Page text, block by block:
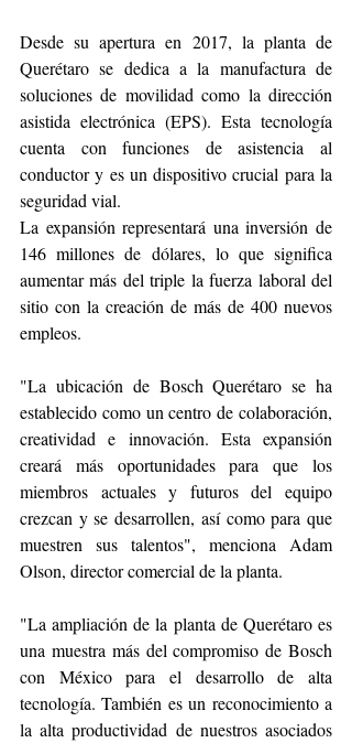
Desde su apertura en 2017, la planta de
Querétaro se dedica a la manufactura de
soluciones de movilidad como la dirección
asistida electrónica (EPS). Esta tecnología
cuenta con funciones de asistencia al
conductor y es un dispositivo crucial para la
seguridad vial.
La expansión representará una inversión de
146 millones de dólares, lo que significa
aumentar más del triple la fuerza laboral del
sitio con la creación de más de 400 nuevos
empleos.
"La ubicación de Bosch Querétaro se ha
establecido como un centro de colaboración,
creatividad e innovación. Esta expansión
creará más oportunidades para que los
miembros actuales y futuros del equipo
crezcan y se desarrollen, así como para que
muestren sus talentos", menciona Adam
Olson, director comercial de la planta.
"La ampliación de la planta de Querétaro es
una muestra más del compromiso de Bosch
con México para el desarrollo de alta
tecnología. También es un reconocimiento a
la alta productividad de nuestros asociados